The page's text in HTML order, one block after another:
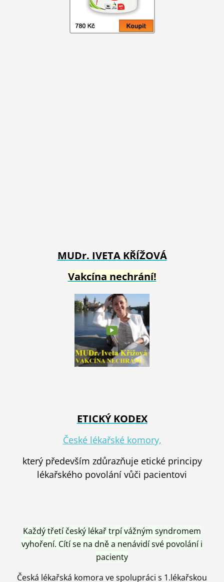
MUDr. IVETA KŘÍŽOVÁ
Vakcína nechrání!
ETICKÝ KODEX
České lékařské komory,
který především zdůrazňuje etické principy
lékařského povolání vůči pacientovi
Každý třetí český lékař trpí vážným syndromem
vyhoření. Cítí se na dně a nenávidí své povolání i
pacienty
Česká lékařská komora ve spolupráci s 1.lékařskou